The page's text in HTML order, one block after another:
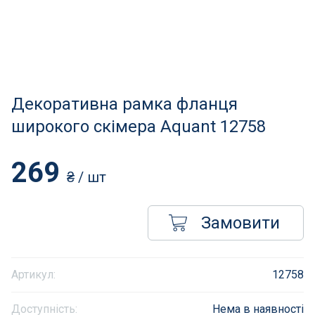
Атракціони для відпочинку
Декоративна рамка фланця
широкого скімера Aquant 12758
Артикул: 12758
Доступність: Нема в наявності
269 ₴ / шт
Замовити